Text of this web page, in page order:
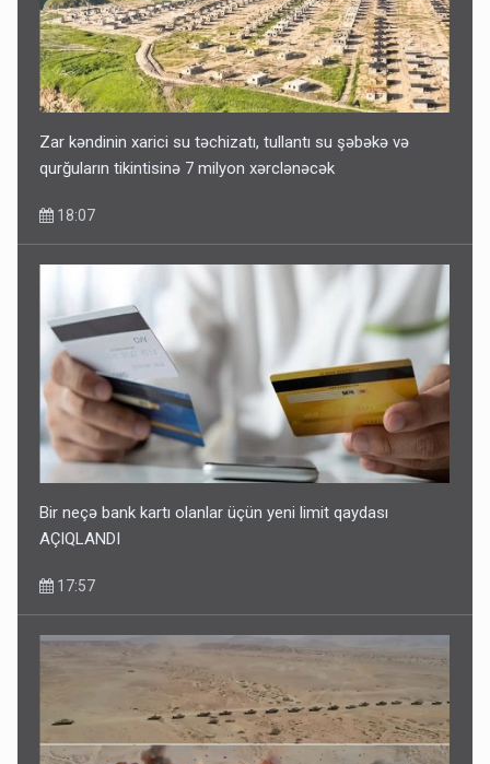
Zar kəndinin xarici su təchizatı, tullantı su şəbəkə və
qurğuların tikintisinə 7 milyon xərclənəcək
18:07
Bir neçə bank kartı olanlar üçün yeni limit qaydası
AÇIQLANDI
17:57